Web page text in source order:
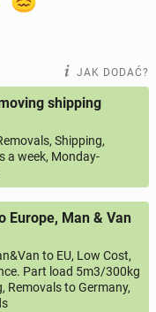
JAK DODAĆ?
shipping
Shipping,
a week, Monday-
Europe, Man & Van
to EU, Low Cost,
Part load 5m3/300kg
Removals to Germany,